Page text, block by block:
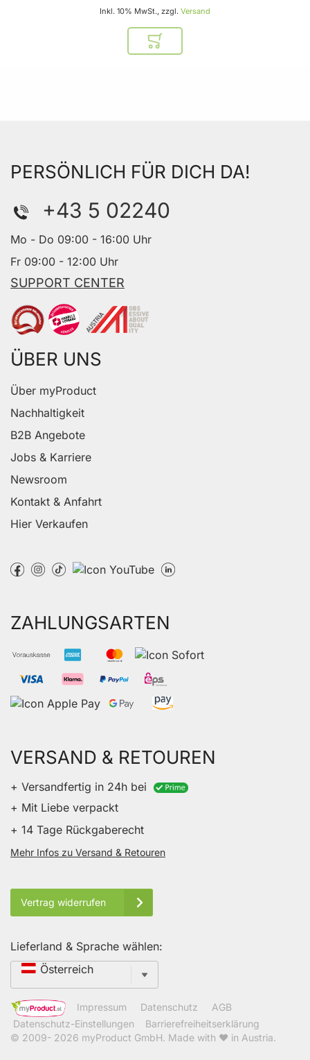
Inkl. 10% MwSt., zzgl. Versand
In den Warenkorb
PERSÖNLICH FÜR DICH DA!
+43 5 02240
Mo - Do 09:00 - 16:00 Uhr
Fr 09:00 - 12:00 Uhr
SUPPORT CENTER
ÜBER UNS
Über myProduct
Nachhaltigkeit
B2B Angebote
Jobs & Karriere
Newsroom
Kontakt & Anfahrt
Hier Verkaufen
ZAHLUNGSARTEN
VERSAND & RETOUREN
+ Versandfertig in 24h bei
+ Mit Liebe verpackt
+ 14 Tage Rückgaberecht
Mehr Infos zu Versand & Retouren
Vertrag widerrufen
Lieferland & Sprache wählen:
SpracheÖsterreich
Impressum Datenschutz
AGB
Datenschutz-Einstellungen
Barrierefreiheitserklärung
© 2009- 2026 myProduct GmbH. Made with ❤ in Austria.